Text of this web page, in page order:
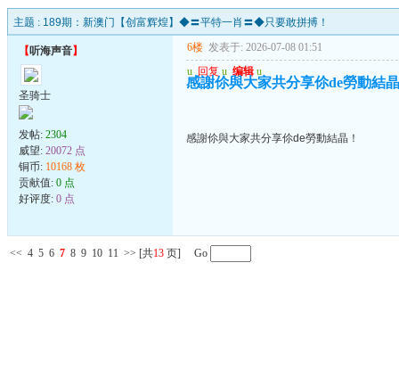
主题 : 189期：新澳门【创富辉煌】◆〓平特一肖〓◆只要敢拼搏！
【听海声音】
圣骑士
发帖: 2304
威望: 20072 点
铜币: 10168 枚
贡献值: 0 点
好评度: 0 点
6楼 发表于: 2026-07-08 01:51
u 回复 u 编辑 u
感謝伱與大家共分享伱de勞動結
感謝伱與大家共分享伱de勞動結晶！
<< 4 5 6 7 8 9 10 11 >> [共13 页] Go